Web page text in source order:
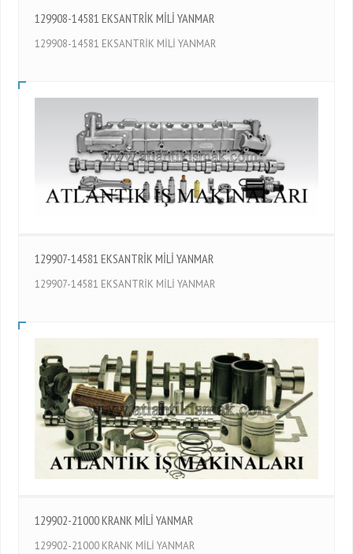
129908-14581 EKSANTRİK MİLİ YANMAR
129908-14581 EKSANTRİK MİLİ YANMAR
129907-14581 EKSANTRİK MİLİ YANMAR
129907-14581 EKSANTRİK MİLİ YANMAR
129902-21000 KRANK MİLİ YANMAR
129902-21000 KRANK MİLİ YANMAR